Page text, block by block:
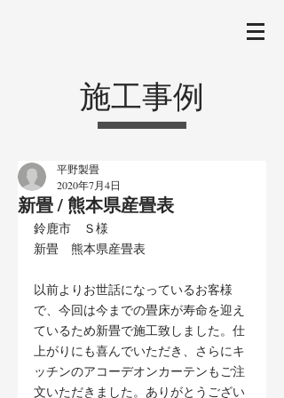
施工事例
新畳 / 熊本県産畳表
平野製畳
2020年7月4日
鈴鹿市　Ｓ様
新畳　熊本県産畳表
以前よりお世話になっているお客様
で、今回は今までの畳床が寿命を迎え
ているため新畳で施工致しました。仕
上がりにも喜んでいただき、さらにキ
ッチンのアコーデオンカーテンもご注
文いただきました。ありがとうござい